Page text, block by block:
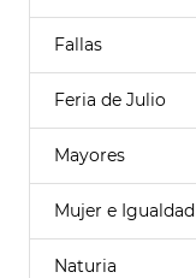
Fallas
Feria de Julio
Mayores
Mujer e Igualdad
Naturia